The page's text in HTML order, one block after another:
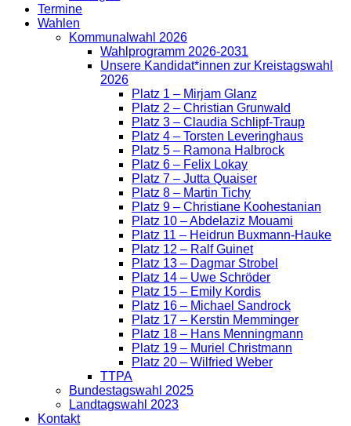
Termine
Wahlen
Kommunalwahl 2026
Wahlprogramm 2026-2031
Unsere Kandidat*innen zur Kreistagswahl
2026
Platz 1 – Mirjam Glanz
Platz 2 – Christian Grunwald
Platz 3 – Claudia Schlipf-Traup
Platz 4 – Torsten Leveringhaus
Platz 5 – Ramona Halbrock
Platz 6 – Felix Lokay
Platz 7 – Jutta Quaiser
Platz 8 – Martin Tichy
Platz 9 – Christiane Koohestanian
Platz 10 – Abdelaziz Mouami
Platz 11 – Heidrun Buxmann-Hauke
Platz 12 – Ralf Guinet
Platz 13 – Dagmar Strobel
Platz 14 – Uwe Schröder
Platz 15 – Emily Kordis
Platz 16 – Michael Sandrock
Platz 17 – Kerstin Memminger
Platz 18 – Hans Menningmann
Platz 19 – Muriel Christmann
Platz 20 – Wilfried Weber
TTPA
Bundestagswahl 2025
Landtagswahl 2023
Kontakt